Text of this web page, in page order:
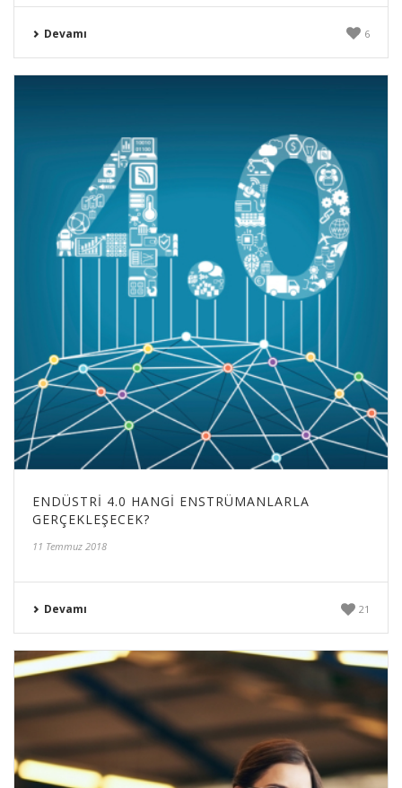
Devamı 6
ENDÜSTRI 4.0 HANGI ENSTRÜMANLARLA
GERÇEKLEŞECEK?
11 Temmuz 2018
Devamı 21